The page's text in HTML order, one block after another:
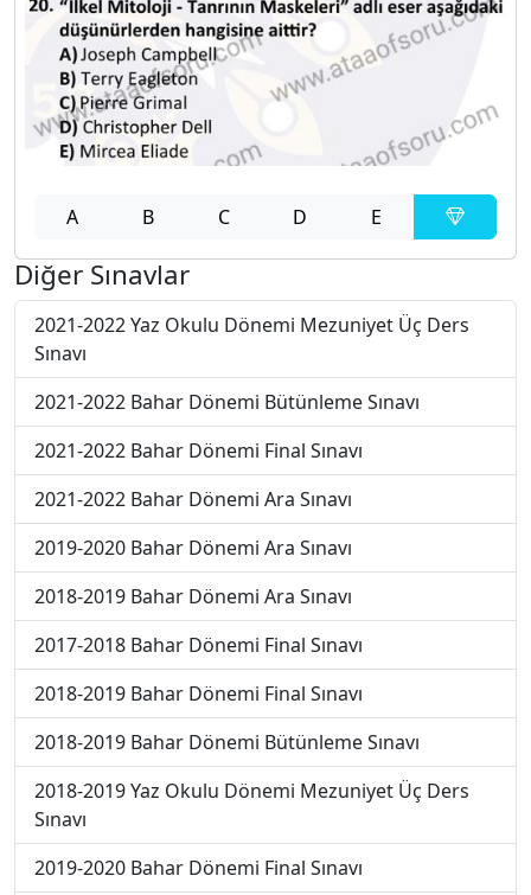
A B C D E
Diğer Sınavlar
2021-2022 Yaz Okulu Dönemi Mezuniyet Üç Ders
Sınavı
2021-2022 Bahar Dönemi Bütünleme Sınavı
2021-2022 Bahar Dönemi Final Sınavı
2021-2022 Bahar Dönemi Ara Sınavı
2019-2020 Bahar Dönemi Ara Sınavı
2018-2019 Bahar Dönemi Ara Sınavı
2017-2018 Bahar Dönemi Final Sınavı
2018-2019 Bahar Dönemi Final Sınavı
2018-2019 Bahar Dönemi Bütünleme Sınavı
2018-2019 Yaz Okulu Dönemi Mezuniyet Üç Ders
Sınavı
2019-2020 Bahar Dönemi Final Sınavı